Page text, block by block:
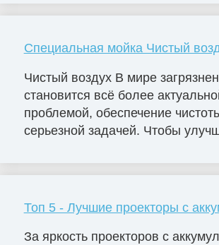
Специальная мойка Чистый
Чистый воздух В мире
становится всё более
проблемой, обеспечение
серьезной задачей. Чтобы
Топ 5 - Лучшие проекторы с
За яркость проекторов с